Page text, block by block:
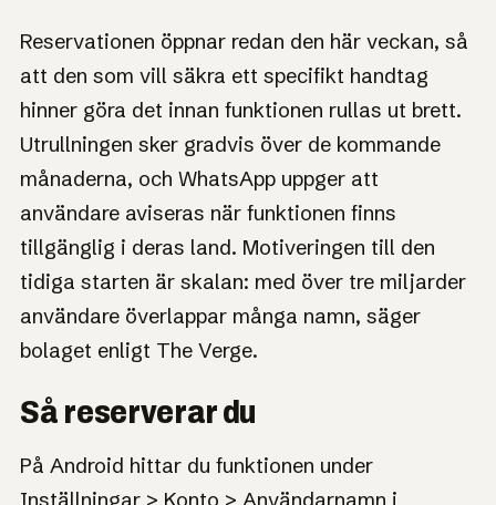
Reservationen öppnar redan den här veckan, så
att den som vill säkra ett specifikt handtag
hinner göra det innan funktionen rullas ut brett.
Utrullningen sker gradvis över de kommande
månaderna, och WhatsApp uppger att
användare aviseras när funktionen finns
tillgänglig i deras land. Motiveringen till den
tidiga starten är skalan: med över tre miljarder
användare överlappar många namn, säger
bolaget enligt The Verge.
Så reserverar du
På Android hittar du funktionen under